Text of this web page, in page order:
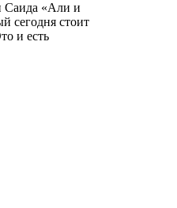
Саида «Али и
сегодня стоит
и есть